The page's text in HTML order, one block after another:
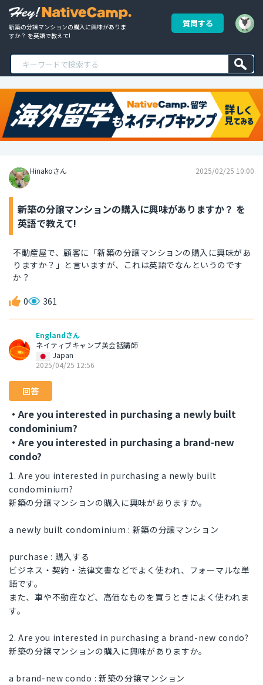
新築の分譲マンションの購入に興味がありま
すか？ を英語で教えて!
質問する
Hinakoさん 2025/02/25 10:00
新築の分譲マンションの購入に興味がありますか？ を
英語で教えて!
不動産屋で、顧客に「新築の分譲マンションの購入に興味があ
りますか？」と言いますが、これは英語でなんというのです
か？
0 361
Englandさん
ネイティブキャンプ英会話講師
Japan
2025/04/25 12:56
回答
・Are you interested in purchasing a newly built
condominium?
・Are you interested in purchasing a brand-new
condo?
1. Are you interested in purchasing a newly built
condominium?
新築の分譲マンションの購入に興味がありますか。
a newly built condominium : 新築の分譲マンション
purchase : 購入する
ビジネス・契約・法律文書などでよく使われ、フォーマルな単
語です。
また、車や不動産など、高価なものを買うときによく使われま
す。
2. Are you interested in purchasing a brand-new condo?
新築の分譲マンションの購入に興味がありますか。
a brand-new condo : 新築の分譲マンション